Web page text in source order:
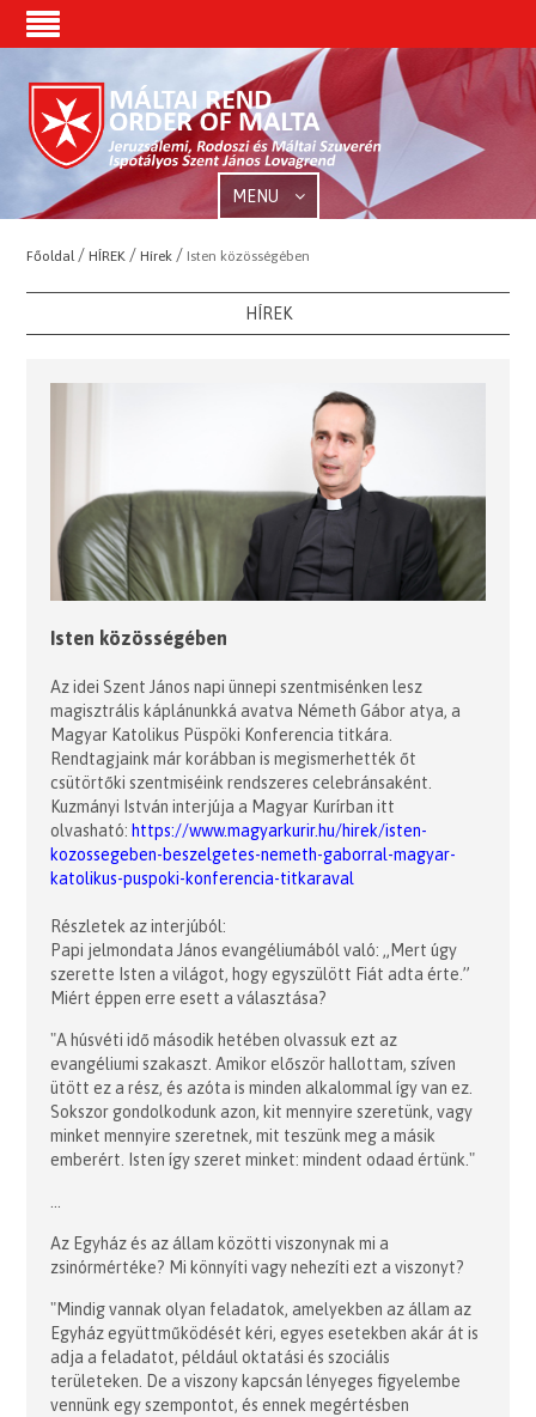
MENU
Főoldal /HÍREK /Hírek / Isten közösségében
HÍREK
Isten közösségében
Az idei Szent János napi ünnepi szentmisénken lesz
magisztrális káplánunkká avatva Németh Gábor atya, a
Magyar Katolikus Püspöki Konferencia titkára.
Rendtagjaink már korábban is megismerhették őt
csütörtőki szentmiséink rendszeres celebránsaként.
Kuzmányi István interjúja a Magyar Kurírban itt
olvasható:https://www.magyarkurir.hu/hirek/isten-
kozossegeben-beszelgetes-nemeth-gaborral-magyar-
katolikus-puspoki-konferencia-titkaraval
Részletek az interjúból:
Papi jelmondata János evangéliumából való: „Mert úgy
szerette Isten a világot, hogy egyszülött Fiát adta érte.”
Miért éppen erre esett a választása?
"A húsvéti idő második hetében olvassuk ezt az
evangéliumi szakaszt. Amikor először hallottam, szíven
ütött ez a rész, és azóta is minden alkalommal így van ez.
Sokszor gondolkodunk azon, kit mennyire szeretünk, vagy
minket mennyire szeretnek, mit teszünk meg a másik
emberért. Isten így szeret minket: mindent odaad értünk."
Az Egyház és az állam közötti viszonynak mi a
zsinórmértéke? Mi könnyíti vagy nehezíti ezt a viszonyt?
"Mindig vannak olyan feladatok, amelyekben az állam az
Egyház együttműködését kéri, egyes esetekben akár át is
adja a feladatot, például oktatási és szociális
területeken. De a viszony kapcsán lényeges figyelembe
vennünk egy szempontot, és ennek megértésben